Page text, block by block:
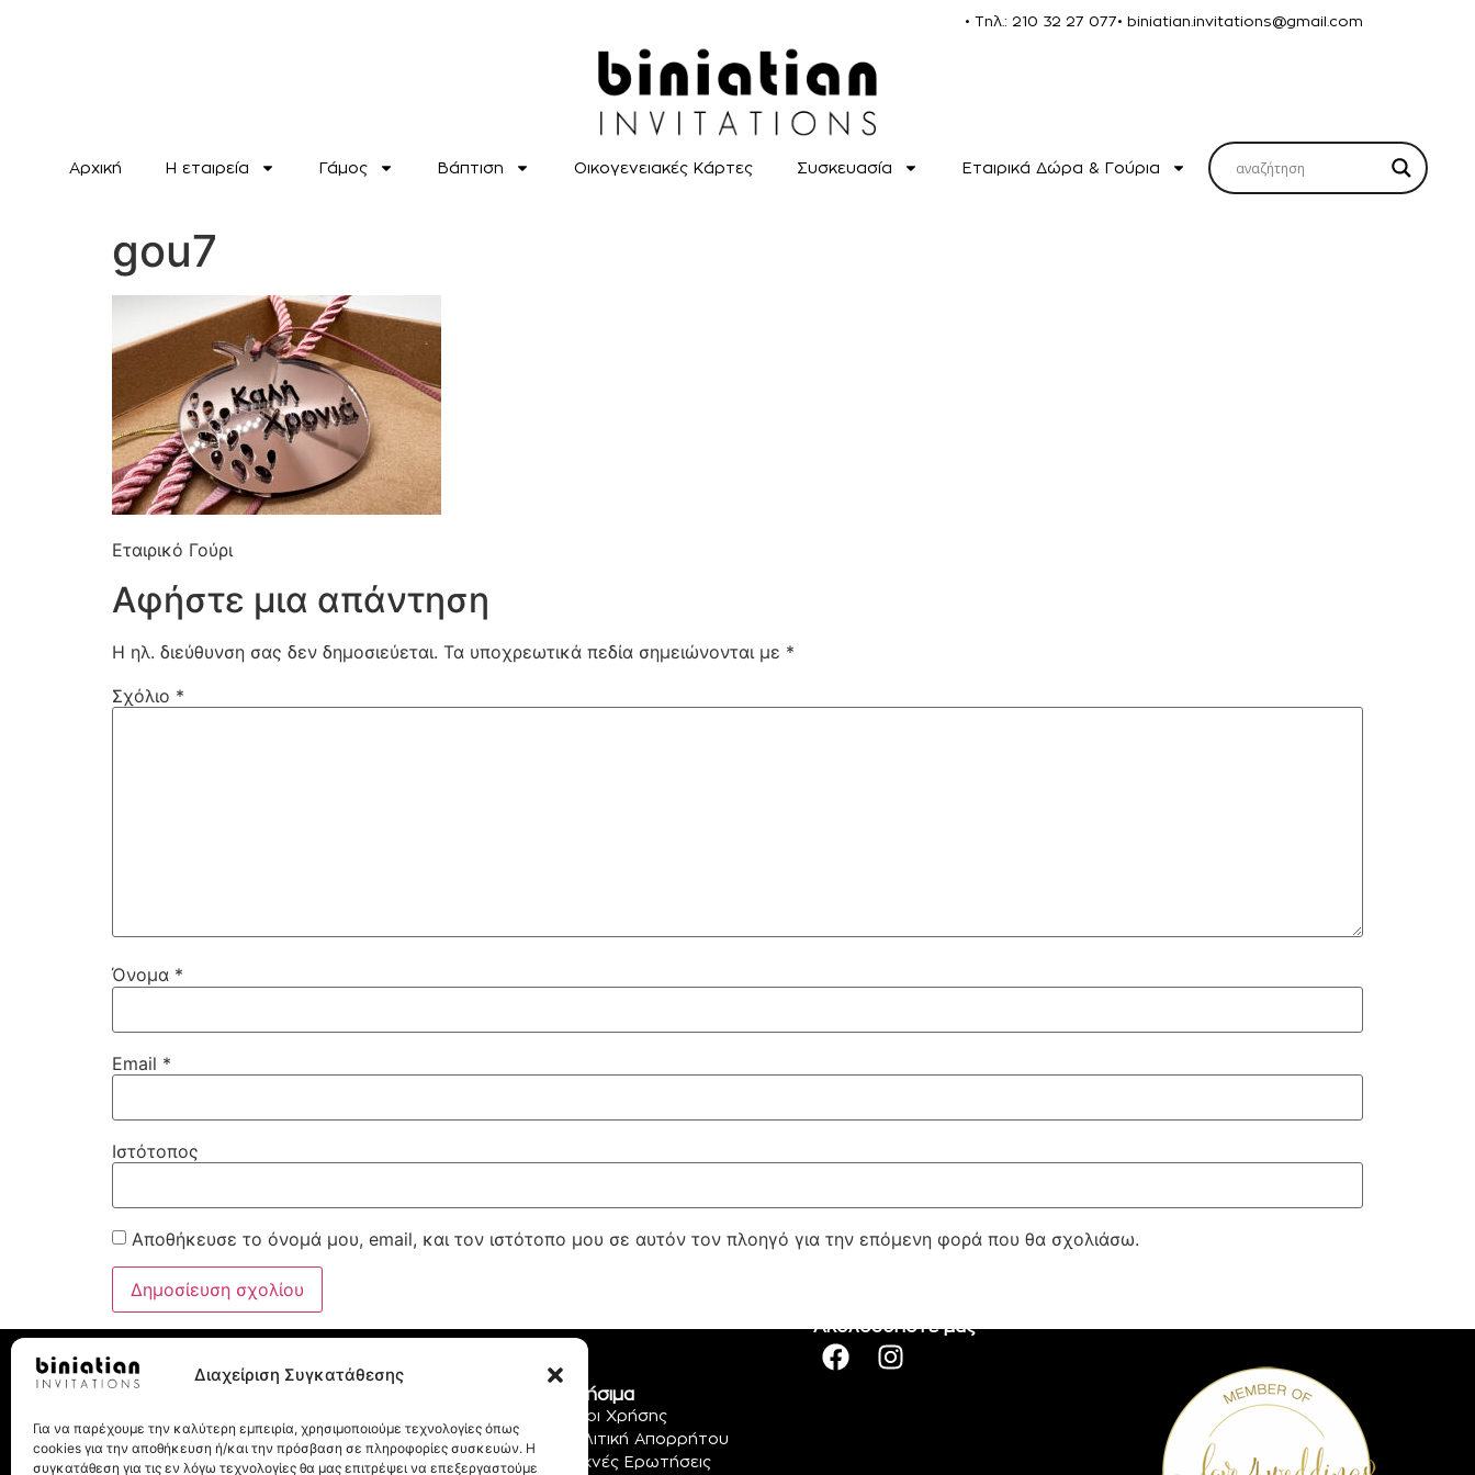
Διαχείριση Συγκατάθεσης
Για να παρέχουμε την καλύτερη εμπειρία, χρησιμοποιούμε τεχνολογίες όπως
cookies για την αποθήκευση ή/και την πρόσβαση σε πληροφορίες συσκευών. Η
συγκατάθεση για τις εν λόγω τεχνολογίες θα μας επιτρέψει να επεξεργαστούμε
• Τηλ.: 210 32 27 077• biniatian.invitations@gmail.com
Αρχική H εταιρεία Γάμος Βάπτιση Οικογενειακές Κάρτες Συσκευασία Εταιρικά Δώρα & Γούρια
gou7
Εταιρικό Γούρι
Αφήστε μια απάντηση
Η ηλ. διεύθυνση σας δεν δημοσιεύεται. Τα υποχρεωτικά πεδία σημειώνονται με *
Σχόλιο *
Όνομα *
Email *
Ιστότοπος
Αποθήκευσε το όνομά μου, email, και τον ιστότοπο μου σε αυτόν τον πλοηγό για την επόμενη φορά που θα σχολιάσω.
Λεωχάρους 8, 10562, Αθήνα
Τηλ.: 210 32 27 077
Χρήσιμα
Όροι Χρήσης
Πολιτική Απορρήτου
Συχνές Ερωτήσεις
Ακολουθήστε μας